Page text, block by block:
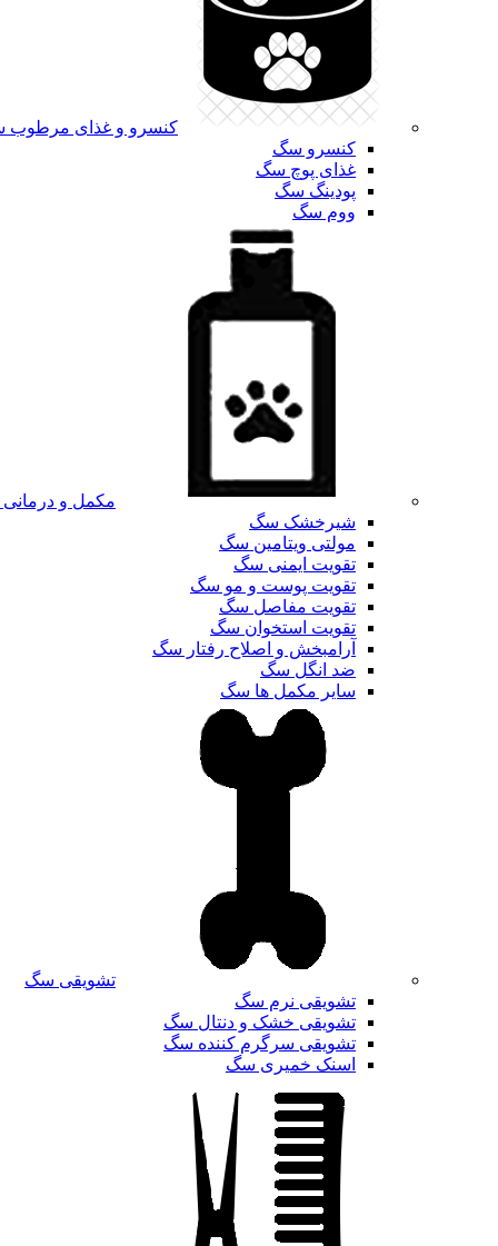
کنسرو و غذای
کنسرو سگ
غذای پوچ سگ
پودینگ سگ
ووم سگ
مکمل و
شیرخشک سگ
مولتی ویتامین سگ
تقویت ایمنی سگ
تقویت پوست و مو سگ
تقویت مفاصل سگ
تقویت استخوان سگ
آرامبخش و اصلاح رفتار سگ
ضد انگل سگ
سایر مکمل ها سگ
تشویقی سگ
تشویقی نرم سگ
تشویقی خشک و دنتال سگ
تشویقی سرگرم کننده سگ
اسنک خمیری سگ